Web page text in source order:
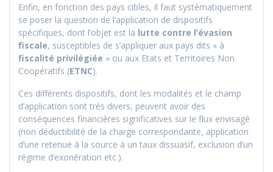
Enfin, en fonction des pays cibles, il faut systématiquement
se poser la question de l’application de dispositifs
spécifiques, dont l’objet est la lutte contre l’évasion
fiscale, susceptibles de s’appliquer aux pays dits « à
fiscalité privilégiée » ou aux Etats et Territoires Non
Coopératifs (ETNC).
Ces différents dispositifs, dont les modalités et le champ
d’application sont très divers, peuvent avoir des
conséquences financières significatives sur le flux envisagé
(non déductibilité de la charge correspondante, application
d’une retenue à la source à un taux dissuasif, exclusion d’un
régime d’exonération etc.).